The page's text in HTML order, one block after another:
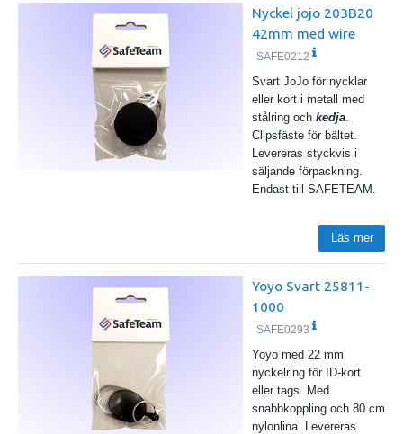
Nyckel jojo 203B20
42mm med wire
SAFE0212
Svart JoJo för nycklar
eller kort i metall med
stålring och kedja.
Clipsfäste för bältet.
Levereras styckvis i
säljande förpackning.
Endast till SAFETEAM.
Läs mer
Yoyo Svart 25811-
1000
SAFE0293
Yoyo med 22 mm
nyckelring för ID-kort
eller tags. Med
snabbkoppling och 80 cm
nylonlina. Levereras